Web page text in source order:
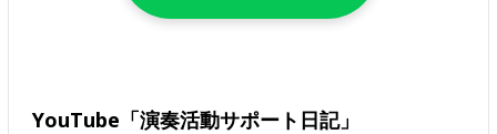
YouTube「演奏活動サポート日記」